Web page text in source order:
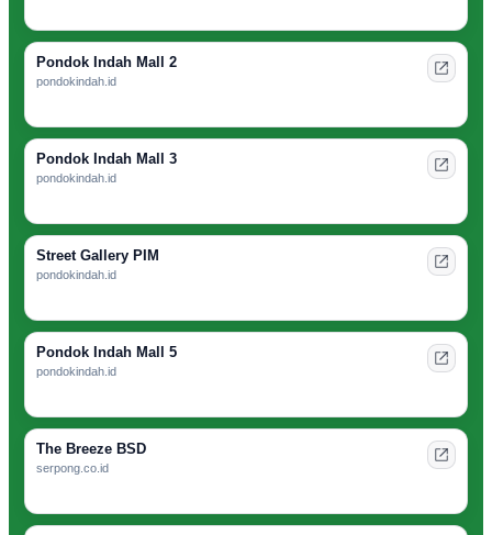
Pondok Indah Mall 2
pondokindah.id
Pondok Indah Mall 3
pondokindah.id
Street Gallery PIM
pondokindah.id
Pondok Indah Mall 5
pondokindah.id
The Breeze BSD
serpong.co.id